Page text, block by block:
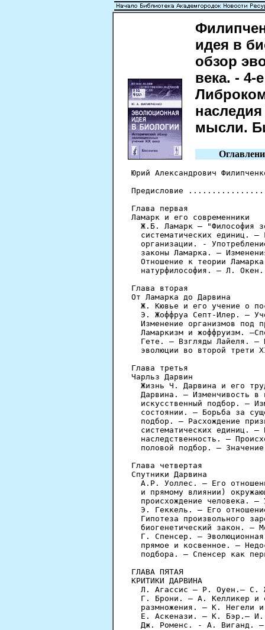
идея в
обзор
века. - 4-
мысли.
Юрий Александрович
Предисловие
Глава первая
Ламарк и его современники
Ж.Б. Ламарк — "Философия
систематических единиц. —
организации. -
законы Ламарка. —
Отношение к теории
натурфилософия. — Л.
Глава вторая
От Ламарка до Дарвина
Ж. Кювье и его учение о
Э. Жоффруа Септ-Илер. —
Изменение организмов под
Ламаркизм и жоффруизм.
Гете. — Взгляды Лайеля. —
эволюции во второй трети
Глава третья
Чарльз Дарвин
Жизнь Ч. Дарвина и его
Дарвина. — Изменчивость в
искусственный подбор. —
состоянии. — Борьба за
подбор. — Расхождение
систематических единиц. —
наследственность. —
половой подбор. —
Глава четвертая
Спутники Дарвина
А.Р. Уоллес. — Его
и прямому влиянии)
происхождение человека. —
Э. Геккель. — Его
Гипотеза произвольного
биогенетический закон. —
Г. Спенсер. —
прямое и косвенное. —
подбора. — Спенсер как
ГЛАВА ПЯТАЯ
КРИТИКИ ДАРВИНА
Л. Агассис — Р. Оуен.— С.
Г. Брони. — А. Келликер и
размножения. — К. Негели
Е. Аскенази. — К. Бэр.—
Дж. Роменс. - А. Виганд.